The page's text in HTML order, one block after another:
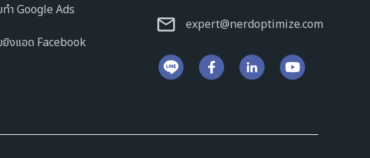
ำ Google Ads
งแอด Facebook
expert@nerdoptimize.com